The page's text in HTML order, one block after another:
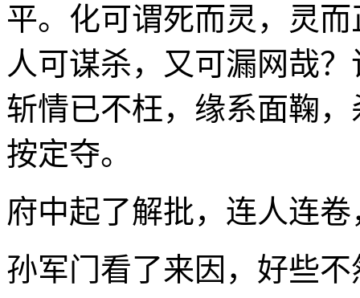
平。化可谓死而灵，灵
人可谋杀，又可漏网哉
斩情已不枉，缘系面鞠
按定夺。
府中起了解批，连人连
孙军门看了来因，好些